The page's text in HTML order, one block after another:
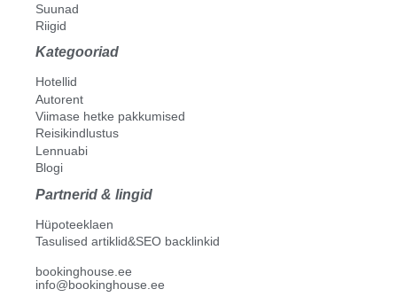
Suunad
Riigid
Kategooriad
Hotellid
Autorent
Viimase hetke pakkumised
Reisikindlustus
Lennuabi
Blogi
Partnerid & lingid
Hüpoteeklaen
Tasulised artiklid&SEO backlinkid
bookinghouse.ee
info@bookinghouse.ee